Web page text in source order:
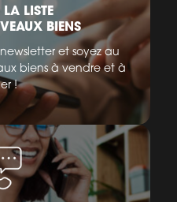
LA LISTE
BIENS
et soyez au
biens à vendre et à
!